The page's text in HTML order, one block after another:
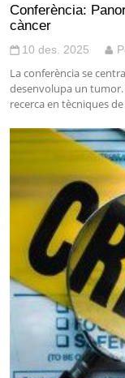
Conferència:
càncer
10 des. 2025
La conferència se
desenvolupa un tumor.
recerca en tècniques